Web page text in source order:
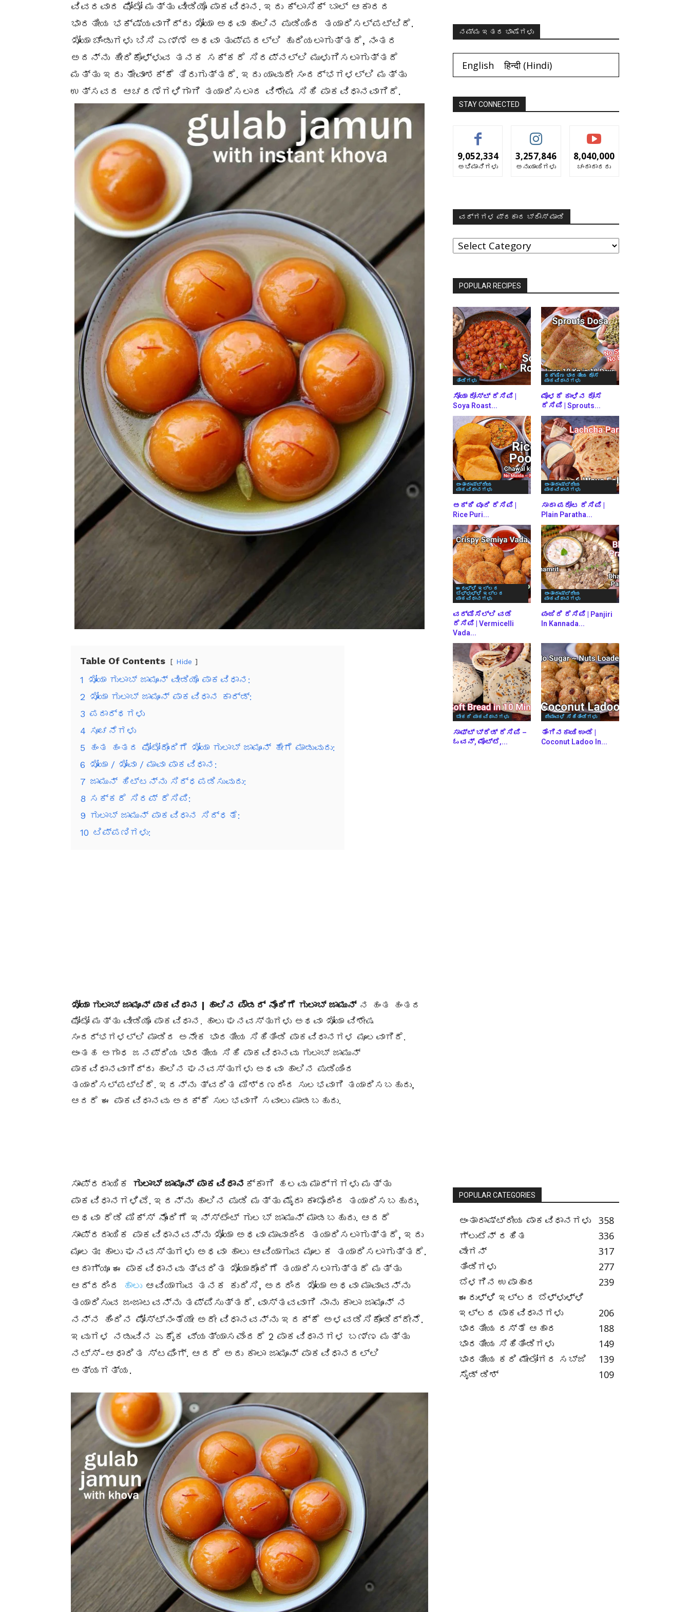
ವಿವರವಾದ ಫೋಟೋ ಮತ್ತು ವೀಡಿಯೊ ಪಾಕವಿಧಾನ. ಇದು ಕ್ಲಾಸಿಕ್ ಬಾಲ್ ಆಕಾರದ
ಭಾರತೀಯ ಭಕ್ಷ್ಯವಾಗಿದ್ದು ಖೋಯಾ ಅಥವಾ ಹಾಲಿನ ಪುಡಿಯಿಂದ ತಯಾರಿಸಲ್ಪಟ್ಟಿದೆ.
ಖೋಯಾ ಚೆಂಡುಗಳು ಬಿಸಿ ಎಣ್ಣೆ ಅಥವಾ ತುಪ್ಪದಲ್ಲಿ ಹುರಿಯಲಾಗುತ್ತದೆ, ನಂತರ
ಅದನ್ನು ಹೀರಿಕೊಳ್ಳುವ ತನಕ ಸಕ್ಕರೆ ಸಿರಪ್ನಲ್ಲಿ ಮುಳುಗಿಸಲಾಗುತ್ತದೆ
ಮತ್ತು ಇದು ತೇವಾಂಶಕ್ಕೆ ತಿರುಗುತ್ತದೆ. ಇದು ಯಾವುದೇ ಸಂದರ್ಭಗಳಲ್ಲಿ ಮತ್ತು
ಉತ್ಸವದ ಆಚರಣೆಗಳಿಗಾಗಿ ತಯಾರಿಸಲಾದ ವಿಶೇಷ ಸಿಹಿ ಪಾಕವಿಧಾನವಾಗಿದೆ.
Table Of Contents Hide
1 ಖೋಯಾ ಗುಲಾಬ್ ಜಾಮೂನ್ ವೀಡಿಯೊ ಪಾಕವಿಧಾನ:
2 ಖೋಯಾ ಗುಲಾಬ್ ಜಾಮೂನ್ ಪಾಕವಿಧಾನ ಕಾರ್ಡ್:
3 ಪದಾರ್ಥಗಳು
4 ಸೂಚನೆಗಳು
5
ಹಂತ ಹಂತದ ಫೋಟೋದೊಂದಿಗೆ ಖೋಯಾ ಗುಲಾಬ್ ಜಾಮೂನ್ ಹೇಗೆ ಮಾಡುವುದು:
6 ಖೋಯಾ / ಖೋವಾ / ಮಾವಾ ಪಾಕವಿಧಾನ:
7 ಜಾಮುನ್ ಹಿಟ್ಟನ್ನು ಸಿದ್ಧಪಡಿಸುವುದು:
8 ಸಕ್ಕರೆ ಸಿರಪ್ ರೆಸಿಪಿ:
9 ಗುಲಾಬ್ ಜಾಮುನ್ ಪಾಕವಿಧಾನ ಸಿದ್ಧತೆ:
10 ಟಿಪ್ಪಣಿಗಳು:
ಖೋಯಾ ಗುಲಾಬ್ ಜಾಮೂನ್ ಪಾಕವಿಧಾನ | ಹಾಲಿನ ಪೌಡರ್ ನೊಂದಿಗೆ ಗುಲಾಬ್ ಜಾಮುನ್ನ ಹಂತ ಹಂತದ
ಫೋಟೋ ಮತ್ತು ವೀಡಿಯೊ ಪಾಕವಿಧಾನ. ಹಾಲು ಘನವಸ್ತುಗಳು ಅಥವಾ ಖೋಯಾ ವಿಶೇಷ
ಸಂದರ್ಭಗಳಲ್ಲಿ ಮಾಡಿದ ಅನೇಕ ಭಾರತೀಯ ಸಿಹಿತಿಂಡಿ ಪಾಕವಿಧಾನಗಳ ಮೂಲವಾಗಿದೆ.
ಅಂತಹ ಅಗಾಧ ಜನಪ್ರಿಯ ಭಾರತೀಯ ಸಿಹಿ ಪಾಕವಿಧಾನವು ಗುಲಾಬ್ ಜಾಮುನ್
ಪಾಕವಿಧಾನವಾಗಿದ್ದು ಹಾಲಿನ ಘನವಸ್ತುಗಳು ಅಥವಾ ಹಾಲಿನ ಪುಡಿಯಿಂದ
ತಯಾರಿಸಲ್ಪಟ್ಟಿದೆ. ಇದನ್ನು ತ್ವರಿತ ಮಿಶ್ರಣದಿಂದ ಸುಲಭವಾಗಿ ತಯಾರಿಸಬಹುದು,
ಆದರೆ ಈ ಪಾಕವಿಧಾನವು ಅದಕ್ಕೆ ಸುಲಭವಾಗಿ ಸವಾಲು ಮಾಡಬಹುದು.
ಸಾಂಪ್ರದಾಯಿಕ ಗುಲಾಬ್ ಜಾಮೂನ್ ಪಾಕವಿಧಾನ ಕ್ಕಾಗಿ ಹಲವು ಮಾರ್ಗಗಳು ಮತ್ತು
ಪಾಕವಿಧಾನಗಳಿವೆ. ಇದನ್ನು ಹಾಲಿನ ಪುಡಿ ಮತ್ತು ಮೈದಾ ಕಾಂಬೊದಿಂದ ತಯಾರಿಸಬಹುದು,
ಅಥವಾ ರೆಡಿ ಮಿಕ್ಸ್ ನೊಂದಿಗೆ ಇನ್ಸ್ಟೆಂಟ್ ಗುಲಬ್ ಜಾಮುನ್ ಮಾಡಬಹುದು. ಆದರೆ
ಸಾಂಪ್ರದಾಯಿಕ ಪಾಕವಿಧಾನವನ್ನು ಖೋಯಾ ಅಥವಾ ಮಾವಾದಿಂದ ತಯಾರಿಸಲಾಗುತ್ತದೆ, ಇದು
ಮೂಲತಃ ಹಾಲು ಘನವಸ್ತುಗಳು ಅಥವಾ ಹಾಲು ಆವಿಯಾಗುವ ಮೂಲಕ ತಯಾರಿಸಲಾಗುತ್ತದೆ.
ಆದಾಗ್ಯೂ ಈ ಪಾಕವಿಧಾನವು ತ್ವರಿತ ಖೋಯಾದೊಂದಿಗೆ ತಯಾರಿಸಲಾಗುತ್ತದೆ ಮತ್ತು
ಆದ್ದರಿಂದ
ಹಾಲು ಆವಿಯಾಗುವ ತನಕ ಕುದಿಸಿ, ಅದರಿಂದ ಖೋಯಾ ಅಥವಾ ಮಾವಾವನ್ನು
ತಯಾರಿಸುವ ಜಂಜಾಟವನ್ನು ತಪ್ಪಿಸುತ್ತದೆ. ವಾಸ್ತವವಾಗಿ ನಾನು ಕಾಲಾ ಜಾಮೂನ್ ನ
ನನ್ನ ಹಿಂದಿನ ಪೋಸ್ಟ್ನಂತೆಯೇ ಅದೇ ವಿಧಾನವನ್ನು ಇದಕ್ಕೆ ಅಳವಡಿಸಿಕೊಂಡಿದ್ದೇನೆ.
ಇವುಗಳ ನಡುವಿನ ಏಕೈಕ ವ್ಯತ್ಯಾಸವೆಂದರೆ 2 ಪಾಕವಿಧಾನಗಳ ಬಣ್ಣ ಮತ್ತು
ನಟ್ಸ್-ಆಧಾರಿತ ಸ್ಟಫಿಂಗ್. ಆದರೆ ಅದು ಕಾಲಾ ಜಾಮೂನ್ ಪಾಕವಿಧಾನದಲ್ಲಿ
ಅತ್ಯಗತ್ಯ.
ನಮ್ಮ ಇತರ ಭಾಷೆಗಳು
English हिन्दी(Hindi)
STAY CONNECTED
9,052,334
ಅಭಿಮಾನಿಗಳು
3,257,846
ಅನುಯಾಯಿಗಳು
8,040,000
ಚಂದಾದಾರರು
ವರ್ಗಗಳ ಪ್ರಕಾರ ಬ್ರೌಸ್ ಮಾಡಿ
ವರ್ಗಗಳ
ಪ್ರಕಾರ
ಬ್ರೌಸ್
POPULAR RECIPES
ತಿಂಡಿಗಳು
ಸೋಯಾ ರೋಸ್ಟ್ ರೆಸಿಪಿ |
Soya Roast...
ದಕ್ಷಿಣ ಭಾರತೀಯ ದೋಸೆ
ಪಾಕವಿಧಾನಗಳು
ಮೊಳಕೆ ಕಾಳಿನ ದೋಸೆ
ರೆಸಿಪಿ | Sprouts...
ಅಂತಾರಾಷ್ಟ್ರೀಯ
ಪಾಕವಿಧಾನಗಳು
ಅಕ್ಕಿ ಪೂರಿ ರೆಸಿಪಿ |
Rice Puri...
ಅಂತಾರಾಷ್ಟ್ರೀಯ
ಪಾಕವಿಧಾನಗಳು
ಸಾದಾ ಪರೋಟ ರೆಸಿಪಿ |
Plain Paratha...
ಈರುಳ್ಳಿ ಇಲ್ಲದ
ಬೆಳ್ಳುಳ್ಳಿ ಇಲ್ಲದ
ಪಾಕವಿಧಾನಗಳು
ವರ್ಮಿಸೆಲ್ಲಿ ವಡೆ
ರೆಸಿಪಿ | Vermicelli
Vada...
ಅಂತಾರಾಷ್ಟ್ರೀಯ
ಪಾಕವಿಧಾನಗಳು
ಪಂಜಿರಿ ರೆಸಿಪಿ | Panjiri
In Kannada...
ಬೇಕರಿ ಪಾಕವಿಧಾನಗಳು
ಸಾಫ್ಟ್ ಬ್ರೆಡ್ ರೆಸಿಪಿ –
ಓವನ್, ಮೊಟ್ಟೆ,...
ದೀಪಾವಳಿ ಸಿಹಿತಿಂಡಿಗಳು
ತೆಂಗಿನಕಾಯಿ ಉಂಡೆ |
Coconut Ladoo In...
POPULAR CATEGORIES
ಅಂತಾರಾಷ್ಟ್ರೀಯ ಪಾಕವಿಧಾನಗಳು
358
ಗ್ಲುಟೆನ್ ರಹಿತ
336
ವೇಗನ್
317
ತಿಂಡಿಗಳು
277
ಬೆಳಗಿನ ಉಪಾಹಾರ
239
ಈರುಳ್ಳಿ ಇಲ್ಲದ ಬೆಳ್ಳುಳ್ಳಿ
ಇಲ್ಲದ ಪಾಕವಿಧಾನಗಳು
206
ಭಾರತೀಯ ರಸ್ತೆ ಆಹಾರ
188
ಭಾರತೀಯ ಸಿಹಿತಿಂಡಿಗಳು
149
ಭಾರತೀಯ ಕರಿ ಮೇಲೋಗರ ಸಬ್ಜಿ
139
ಸೈಡ್ ಡಿಶ್
109